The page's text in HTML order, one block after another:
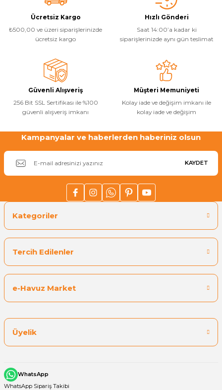
Ücretsiz Kargo
₺500,00 ve üzeri siparişlerinizde
ücretsiz kargo
Hızlı Gönderi
Saat 14:00’a kadar ki
siparişlerinizde aynı gün teslimat
Güvenli Alışveriş
256 Bit SSL Sertifikası ile %100
güvenli alışveriş imkanı
Müşteri Memuniyeti
Kolay iade ve değişim imkanı ile
kolay iade ve değişim
Kampanyalar ve haberlerden haberiniz olsun
KAYDET
Kategoriler
Tercih Edilenler
e-Havuz Market
Üyelik
WhatsApp
WhatsApp Sipariş Takibi